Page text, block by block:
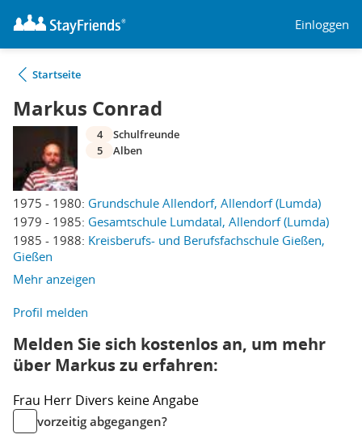
Einloggen
Startseite
Markus Conrad
1975 - 1980: Grundschule Allendorf, Allendorf (Lumda)
1979 - 1985: Gesamtschule Lumdatal, Allendorf (Lumda)
1985 - 1988: Kreisberufs- und Berufsfachschule Gießen,
Gießen
Mehr anzeigen
4
Schulfreunde
5
Alben
Profil melden
Melden Sie sich kostenlos an, um mehr
über Markus zu erfahren:
Frau Herr Divers keine Angabe
vorzeitig abgegangen?